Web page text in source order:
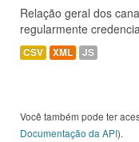
Relação geral dos
regularmente
CSV XML JS
Você também pode ter
Documentação da API).